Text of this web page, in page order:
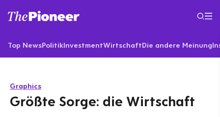
Top NewsPolitikInvestmentWirtschaftDie andere Meinung
Graphics
Größte Sorge: die Wirtschaft